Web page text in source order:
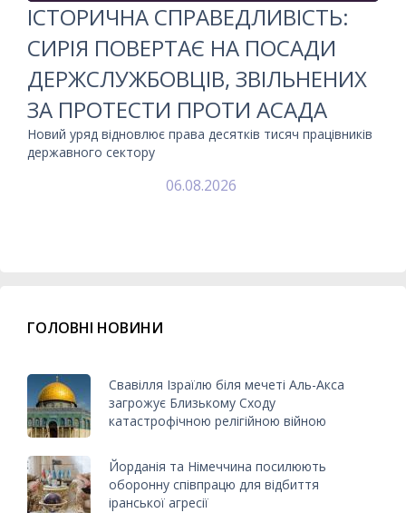
ІСТОРИЧНА СПРАВЕДЛИВІСТЬ:
СИРІЯ ПОВЕРТАЄ НА ПОСАДИ
ДЕРЖСЛУЖБОВЦІВ, ЗВІЛЬНЕНИХ
ЗА ПРОТЕСТИ ПРОТИ АСАДА
Новий уряд відновлює права десятків тисяч працівників
державного сектору
06.08.2026
ГОЛОВНІ НОВИНИ
Свавілля Ізраїлю біля мечеті Аль-Акса
загрожує Близькому Сходу
катастрофічною релігійною війною
Йорданія та Німеччина посилюють
оборонну співпрацю для відбиття
іранської агресії